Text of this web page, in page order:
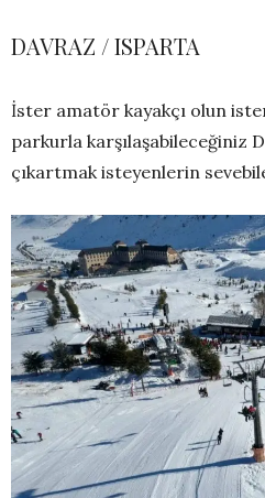
DAVRAZ / ISPARTA
İster amatör kayakçı olun
parkurla karşılaşabileceğiniz
çıkartmak isteyenlerin